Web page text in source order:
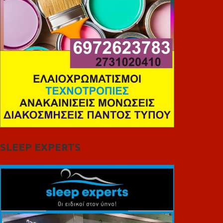
SLEEP EXPERTS